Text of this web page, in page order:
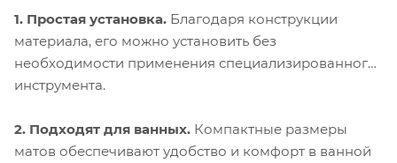
1. Простая установка. Благодаря конструкции
материала, его можно установить без
необходимости применения специализированного
инструмента.
2. Подходят для ванных. Компактные размеры
матов обеспечивают удобство и комфорт в ванной